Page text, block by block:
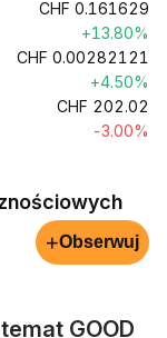
CHF 0.161629
+13.80%
CHF 0.00282121
+4.50%
CHF 202.02
-3.00%
+Obserwuj
GOOD